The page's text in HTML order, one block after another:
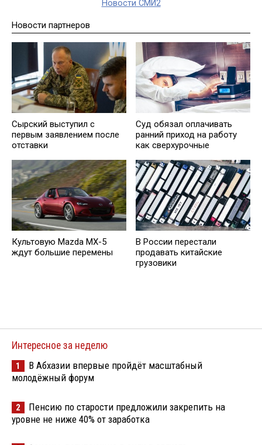
Новости СМИ2
Новости партнеров
Сырский выступил с
первым заявлением после
отставки
Суд обязал оплачивать
ранний приход на работу
как сверхурочные
Культовую Mazda MX-5
ждут большие перемены
В России перестали
продавать китайские
грузовики
Интересное за неделю
1
В Абхазии впервые пройдёт масштабный
молодёжный форум
2
Пенсию по старости предложили закрепить на
уровне не ниже 40% от заработка